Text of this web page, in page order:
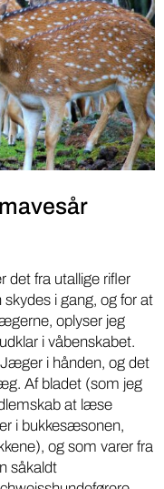
det fra utallige rifler
i gang, og for at
oplyser jeg
i våbenskabet.
i hånden, og det
Af bladet (som jeg
at læse
i bukkesæsonen,
og som varer fra
såkaldt